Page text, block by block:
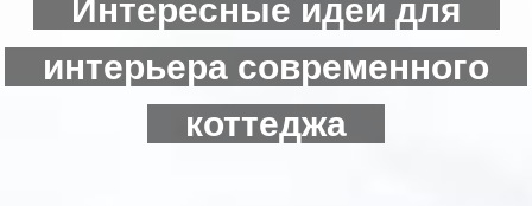
Интересные идеи для
интерьера современного
коттеджа